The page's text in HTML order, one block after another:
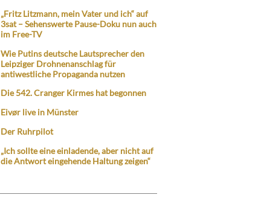
„Fritz Litzmann, mein Vater und ich“ auf
3sat – Sehenswerte Pause-Doku nun auch
im Free-TV
Wie Putins deutsche Lautsprecher den
Leipziger Drohnenanschlag für
antiwestliche Propaganda nutzen
Die 542. Cranger Kirmes hat begonnen
Eivør live in Münster
Der Ruhrpilot
„Ich sollte eine einladende, aber nicht auf
die Antwort eingehende Haltung zeigen“